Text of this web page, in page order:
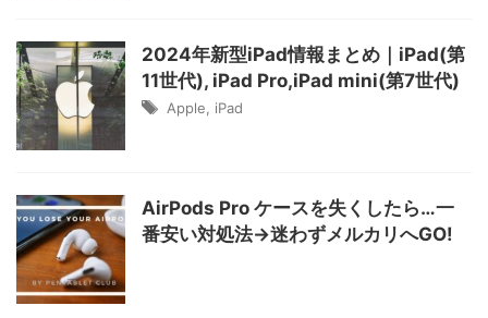
2024年新型iPad情報まとめ｜iPad(第
11世代), iPad Pro,iPad mini(第7世代)
Apple iPad
AirPods Pro ケースを失くしたら…一
番安い対処法→迷わずメルカリへGO!